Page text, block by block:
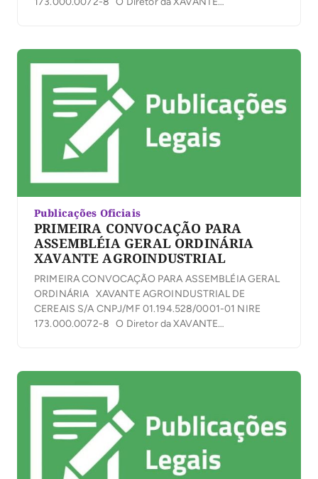
Geral Ordinária no dia 10 de julho de 2023, às 7:30
horas, em sua sede social, localizada na Fazenda
Xavante, Rodovia […]
Publicações Oficiais
PRIMEIRA CONVOCAÇÃO PARA
ASSEMBLÉIA GERAL ORDINÁRIA
XAVANTE AGROINDUSTRIAL
PRIMEIRA CONVOCAÇÃO PARA ASSEMBLÉIA GERAL
ORDINÁRIA XAVANTE AGROINDUSTRIAL DE
CEREAIS S/A CNPJ/MF 01.194.528/0001-01 NIRE
173.000.0072-8 O Diretor da XAVANTE
Geral Ordinária no dia 10 de julho de 2023, às 7:30
horas, em sua sede social, localizada na Fazenda
Xavante, Rodovia […]